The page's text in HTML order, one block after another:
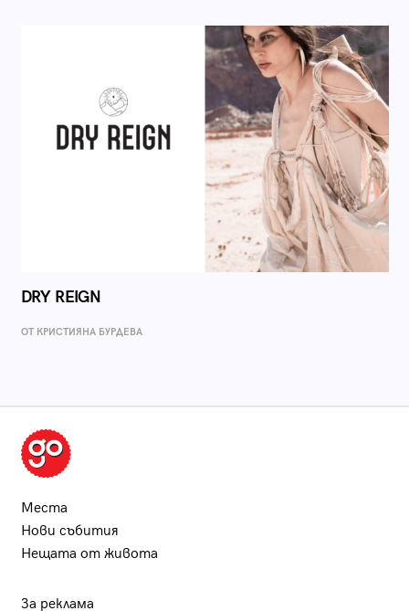
DRY REIGN
ОТ КРИСТИЯНА БУРДЕВА
Места
Нови събития
Нещата от живота
За реклама